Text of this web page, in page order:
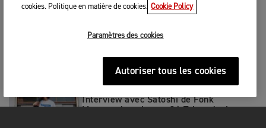
Que Se Passe-T-Il Lorsque L'élégance
CLOTHING|21ST JANV. 2026
Interview avec Satoshi de Fonk
cookies. Politique en matière de cookies. Cookie Policy
Paramètres des cookies
Autoriser tous les cookies